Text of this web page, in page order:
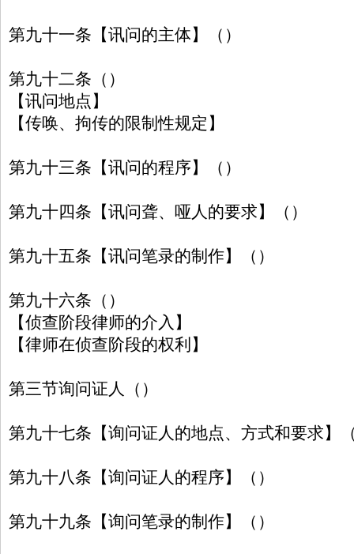
第九十一条【讯问的主体】（）
第九十二条（）
【讯问地点】
【传唤、拘传的限制性规定】
第九十三条【讯问的程序】（）
第九十四条【讯问聋、哑人的要求】（）
第九十五条【讯问笔录的制作】（）
第九十六条（）
【侦查阶段律师的介入】
【律师在侦查阶段的权利】
第三节询问证人（）
第九十七条【询问证人的地点、方式和要求】
第九十八条【询问证人的程序】（）
第九十九条【询问笔录的制作】（）